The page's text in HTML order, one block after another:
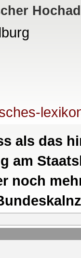
als das
am
noch